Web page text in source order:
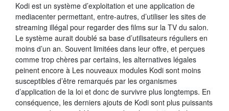
Kodi est un système d’exploitation et une application de
mediacenter permettant, entre-autres, d’utiliser les sites de
streaming illégal pour regarder des films sur la TV du salon.
Le système aurait doublé sa base d’utilisateurs réguliers en
moins d’un an. Souvent limitées dans leur offre, et perçues
comme trop chères par certains, les alternatives légales
peinent encore à Les nouveaux modules Kodi sont moins
susceptibles d’être remarqués par les organismes
d’application de la loi et donc de survivre plus longtemps. En
conséquence, les derniers ajouts de Kodi sont plus puissants